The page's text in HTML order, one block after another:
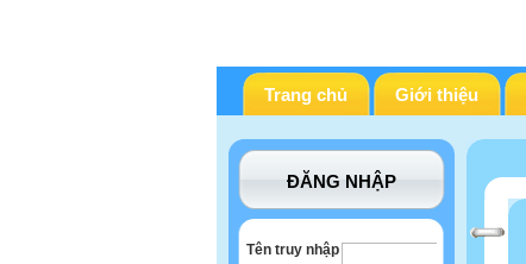
Trang chủ Giới thiệu
ĐĂNG NHẬP
Tên truy nhập